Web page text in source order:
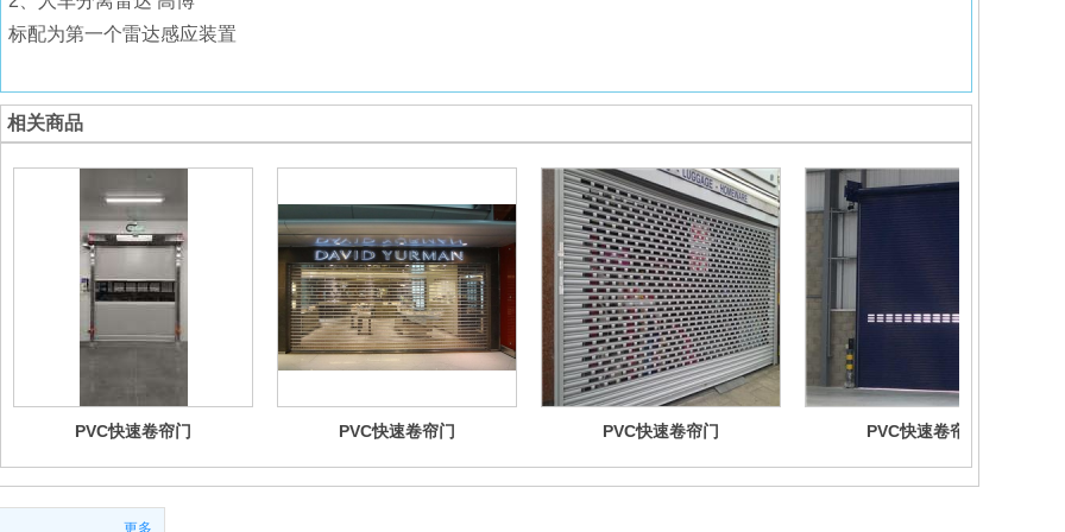
标配为第一个雷达感应装置
相关商品
PVC快速卷帘门 PVC快速卷帘门 PVC快速卷帘门 PVC快速卷帘门
更多